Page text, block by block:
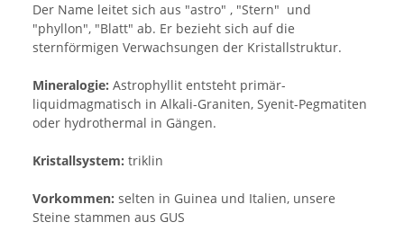
Der Name leitet sich aus "astro" , "Stern" und
"phyllon", "Blatt" ab. Er bezieht sich auf die
sternförmigen Verwachsungen der Kristallstruktur.
Mineralogie: Astrophyllit entsteht primär-
liquidmagmatisch in Alkali-Graniten, Syenit-Pegmatiten
oder hydrothermal in Gängen.
Kristallsystem: triklin
Vorkommen: selten in Guinea und Italien, unsere
Steine stammen aus GUS